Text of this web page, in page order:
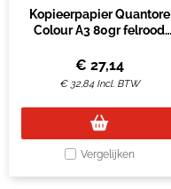
Kopieerpapier Quantore
Colour A3 80gr felrood
€ 27,14
€ 32,84 Incl. BTW
Vergelijken